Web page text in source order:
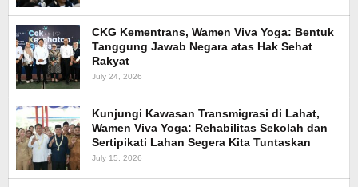
CKG Kementrans, Wamen Viva Yoga: Bentuk
Tanggung Jawab Negara atas Hak Sehat
Rakyat
July 24, 2026
Kunjungi Kawasan Transmigrasi di Lahat,
Wamen Viva Yoga: Rehabilitas Sekolah dan
Sertipikati Lahan Segera Kita Tuntaskan
July 15, 2026